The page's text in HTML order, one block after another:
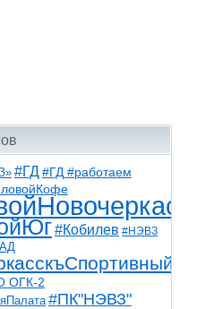
#ГД #ГД #работаем
#Кобилев #НЭВЗ
ОГК-2
#ПК"НЭВЗ"